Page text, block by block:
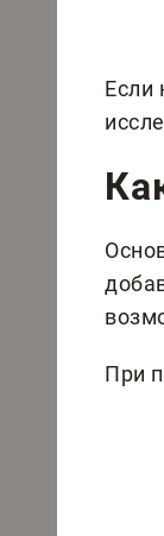
Если
При